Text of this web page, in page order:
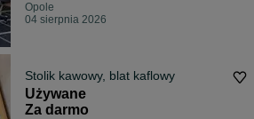
Opole
04 sierpnia 2026
Stolik kawowy, blat kaflowy
Używane
Za darmo